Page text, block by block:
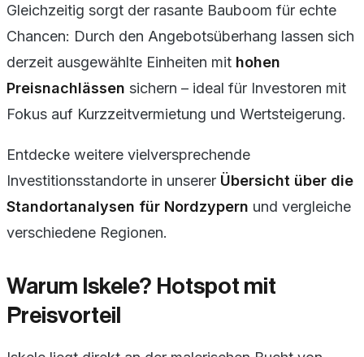
Gleichzeitig sorgt der rasante Bauboom für echte
Chancen: Durch den Angebotsüberhang lassen sich
derzeit ausgewählte Einheiten mit hohen
Preisnachlässen sichern – ideal für Investoren mit
Fokus auf Kurzzeitvermietung und Wertsteigerung.
Entdecke weitere vielversprechende
Investitionsstandorte in unserer Übersicht über die
Standortanalysen für Nordzypern und vergleiche
verschiedene Regionen.
Warum Iskele? Hotspot mit
Preisvorteil